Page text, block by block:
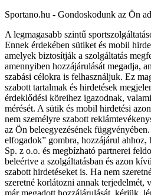
Sportano.hu - Gondoskodunk az Ön
A legmagasabb szintű
Ennek érdekében sütiket és mobil
amelyek biztosítják a szolgáltatás
amennyiben hozzájárulását megadja,
szabási célokra is felhasználjuk. Ez
szabott tartalmak és hirdetések
érdeklődési köreihez igazodnak,
mérését. A sütik és mobil hirdetési
nem személyre szabott
az Ön beleegyezésének
elfogadok” gombra, hozzájárul
Sp. z o.o. és megbízható partnerei
beleértve a szolgáltatásban és azon
szabott hirdetéseket is. Ha nem
szeretné korlátozni annak terjedelmét,
már megadott hozzájárulását, kérjük,